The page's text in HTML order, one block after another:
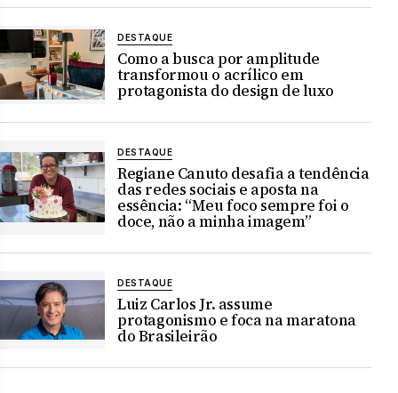
DESTAQUE
Como a busca por amplitude
transformou o acrílico em
protagonista do design de luxo
DESTAQUE
Regiane Canuto desafia a tendência
das redes sociais e aposta na
essência: “Meu foco sempre foi o
doce, não a minha imagem”
DESTAQUE
Luiz Carlos Jr. assume
protagonismo e foca na maratona
do Brasileirão